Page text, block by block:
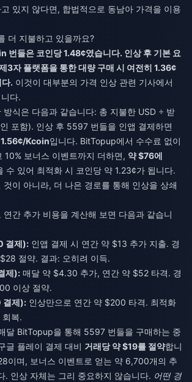
있지 않다면, 합법적으로 동남아 가격을 이용
더 지불하고 있을까요?
번들은 코인당 1.48¢였습니다. 인상 후 기본 요
3자 플랫폼을 통한 대량 구매 시 여전히 1.36¢
. 이것이 대부분의 가격 인상 관련 기사에서
다.
방식은 다음과 같습니다: 총 지불한 USD ÷ 받
포함). 인상 후 5597 번들을 인앱 결제하면
1.56¢/Kcoin입니다. BitTopup에서 수수료 없이
보너스 이벤트까지 더하면, 약 $76에
수 있어 최적화 시 코인당 약 1.23¢가 됩니다.
것이 아니라, 더 나은 경로를 통해 인상을 상쇄
연간 추가 비용을 계산해 보면 다음과 같습니
결제): 인앱 결제 시 연간 약 $13 추가 지출. 경
절약. 결과: 오히려 이득.
제): 매달 약 $4.30 추가, 연간 약 $52 타격. 경
이상 절약.
결제): 인상만으로 연간 약 $200 타격. 최적화
복.
달 BitTopup을 통해 5597 번들을 구매하는 중
글 플레이 결제 대비 거래당 약 $19를 절약합니
이며, 보너스 이벤트로 얻는 약 6,700개의 추
. 인상 자체는 그리 중요하지 않습니다. 어떤 경